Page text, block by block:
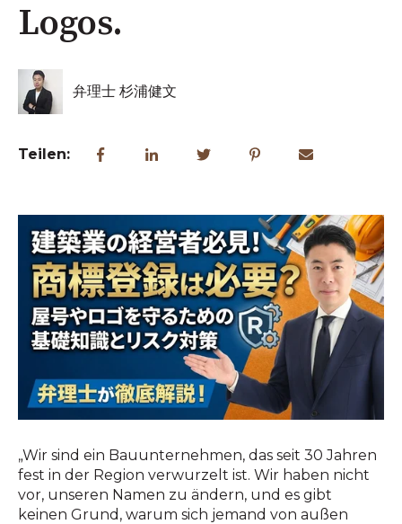
Logos.
弁理士 杉浦健文
Teilen:
„Wir sind ein Bauunternehmen, das seit 30 Jahren
fest in der Region verwurzelt ist. Wir haben nicht
vor, unseren Namen zu ändern, und es gibt
keinen Grund, warum sich jemand von außen